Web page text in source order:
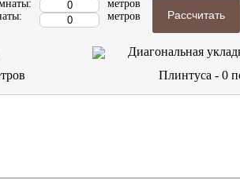
метров
метров
Рассчитать
Диагональная
Плинтуса -0